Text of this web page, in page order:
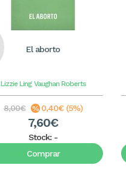
El aborto
Lizzie Ling Vaughan Roberts
8,00€ 0,40€ (5%)
7,60€
Stock: -
Comprar